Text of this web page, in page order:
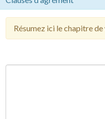
Résumez ici le chapitre